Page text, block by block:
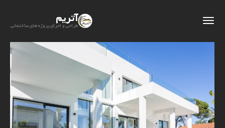
آتریم
طراحی و اجرای پروژه های ساختمانی